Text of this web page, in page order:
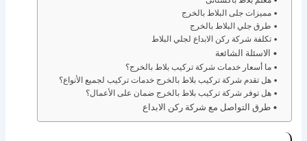
مميزات جلى البلاط بالخرج
طرق جلي البلاط بالخرج
تكلفة شركة ركن الابداع لجلي البلاط
الاسئلة الشائعة
ما أسعار خدمات شركة تركيب بلاط بالخرج؟
هل تقدم شركة تركيب بلاط بالخرج خدمات تركيب لجميع الأنواع؟
هل توفر شركة تركيب بلاط بالخرج ضمان على الأعمال؟
طرق التواصل مع شركة ركن الابداع